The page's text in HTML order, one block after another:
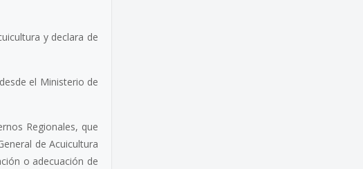
y declara de
el Ministerio de
Regionales, que
de Acuicultura
o adecuación de